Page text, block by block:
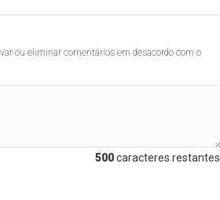
ou eliminar comentários em desacordo com o
500caracteres restantes.